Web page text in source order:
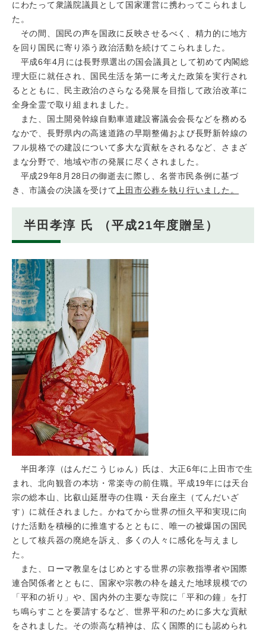
にわたって衆議院議員として国家運営に携わってこられまし
た。
その間、国民の声を国政に反映させるべく、精力的に地方
を回り国民に寄り添う政治活動を続けてこられました。
平成6年4月には長野県選出の国会議員として初めて内閣総
理大臣に就任され、国民生活を第一に考えた政策を実行され
るとともに、民主政治のさらなる発展を目指して政治改革に
全身全霊で取り組まれました。
また、国土開発幹線自動車道建設審議会会長などを務める
なかで、長野県内の高速道路の早期整備および長野新幹線の
フル規格での建設について多大な貢献をされるなど、さまざ
まな分野で、地域や市の発展に尽くされました。
平成29年8月28日の御逝去に際し、名誉市民条例に基づ
き、市議会の決議を受けて上田市公葬を執り行いました。
半田孝淳 氏 （平成21年度贈呈）
半田孝淳（はんだこうじゅん）氏は、大正6年に上田市で生
まれ、北向観音の本坊・常楽寺の前住職。平成19年には天台
宗の総本山、比叡山延暦寺の住職・天台座主（てんだいざ
す）に就任されました。かねてから世界の恒久平和実現に向
けた活動を積極的に推進するとともに、唯一の被爆国の国民
として核兵器の廃絶を訴え、多くの人々に感化を与えまし
た。
また、ローマ教皇をはじめとする世界の宗教指導者や国際
連合関係者とともに、国家や宗教の枠を越えた地球規模での
「平和の祈り」や、国内外の主要な寺院に「平和の鐘」を打
ち鳴らすことを要請するなど、世界平和のために多大な貢献
をされました。その崇高な精神は、広く国際的にも認められ